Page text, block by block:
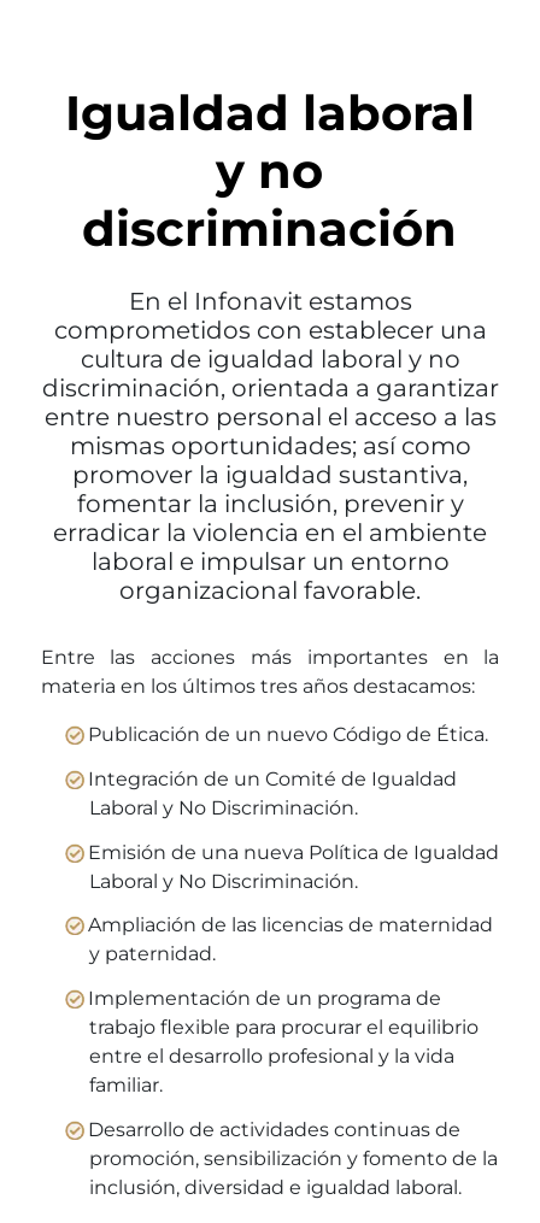
Igualdad laboral
y no
discriminación
En el Infonavit estamos
comprometidos con establecer una
cultura de igualdad laboral y no
discriminación, orientada a garantizar
entre nuestro personal el acceso a las
mismas oportunidades; así como
promover la igualdad sustantiva,
fomentar la inclusión, prevenir y
erradicar la violencia en el ambiente
laboral e impulsar un entorno
organizacional favorable.
Entre las acciones más importantes en la
materia en los últimos tres años destacamos:
Publicación de un nuevo Código de Ética.
Integración de un Comité de Igualdad
Laboral y No Discriminación.
Emisión de una nueva Política de Igualdad
Laboral y No Discriminación.
Ampliación de las licencias de maternidad
y paternidad.
Implementación de un programa de
trabajo flexible para procurar el equilibrio
entre el desarrollo profesional y la vida
familiar.
Desarrollo de actividades continuas de
promoción, sensibilización y fomento de la
inclusión, diversidad e igualdad laboral.